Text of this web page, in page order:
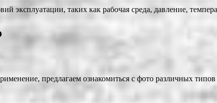
эксплуатации, таких как рабочая среда, давление,
предлагаем ознакомиться с фото различных